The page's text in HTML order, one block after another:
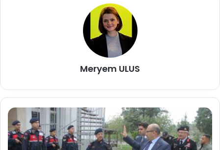
Meryem ULUS